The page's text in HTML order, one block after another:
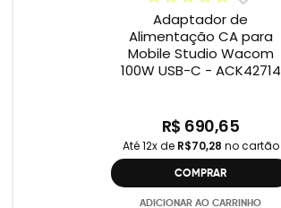
Adaptador de
Alimentação CA para
Mobile Studio Wacom
100W USB-C - ACK42714
R$ 690,65
Até 12x de R$70,28 no cartão
COMPRAR
ADICIONAR AO CARRINHO